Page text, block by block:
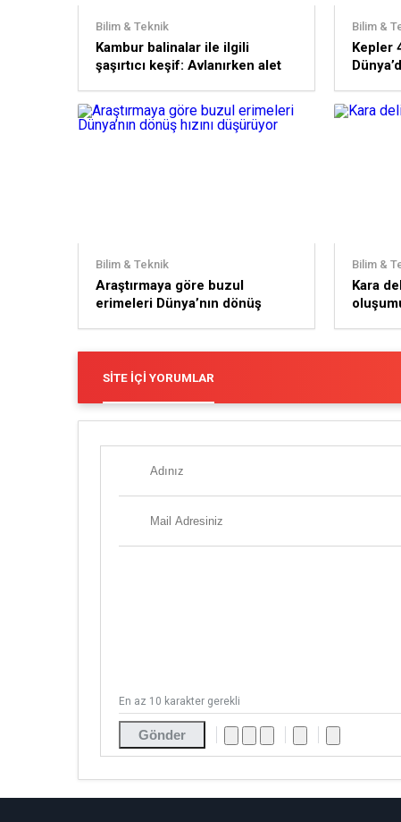
Bilim & Teknik
Kambur balinalar ile ilgili
şaşırtıcı keşif: Avlanırken alet
Bilim &
Kepler
Bilim & Teknik
Araştırmaya göre buzul
erimeleri Dünya’nın dönüş
Bilim &
Kara
SITE İÇI YORUMLAR
Gönder
En az 10 karakter gerekli